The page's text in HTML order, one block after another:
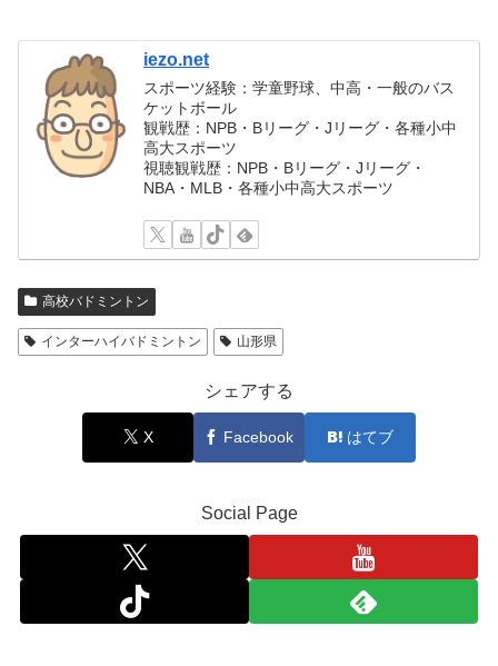
iezo.net
スポーツ経験：学童野球、中高・一般のバス
ケットボール
観戦歴：NPB・Bリーグ・Jリーグ・各種小中
高大スポーツ
視聴観戦歴：NPB・Bリーグ・Jリーグ・
NBA・MLB・各種小中高大スポーツ
高校バドミントン
インターハイバドミントン 山形県
シェアする
X Facebook はてブ
Social Page